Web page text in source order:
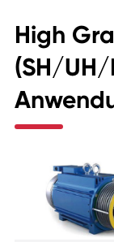
High
(SH/UH/